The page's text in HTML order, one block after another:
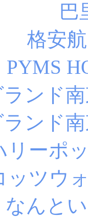
巴
格安
PYMS
ンド
ンド
リーポ
ッツウ
なんと